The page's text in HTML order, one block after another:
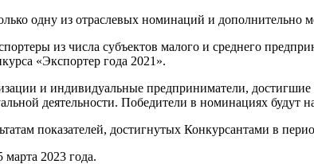
одну из отраслевых номинаций и
из числа субъектов малого и среднего
«Экспортер года 2021».
и индивидуальные предприниматели,
деятельности. Победители в номинациях
показателей, достигнутых Конкурсантами в
марта 2023 года.